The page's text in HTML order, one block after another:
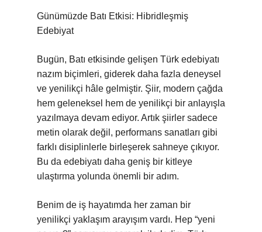
Günümüzde Batı Etkisi: Hibridleşmiş
Edebiyat
Bugün, Batı etkisinde gelişen Türk edebiyatı
nazım biçimleri, giderek daha fazla deneysel
ve yenilikçi hâle gelmiştir. Şiir, modern çağda
hem geleneksel hem de yenilikçi bir anlayışla
yazılmaya devam ediyor. Artık şiirler sadece
metin olarak değil, performans sanatları gibi
farklı disiplinlerle birleşerek sahneye çıkıyor.
Bu da edebiyatı daha geniş bir kitleye
ulaştırma yolunda önemli bir adım.
Benim de iş hayatımda her zaman bir
yenilikçi yaklaşım arayışım vardı. Hep “yeni